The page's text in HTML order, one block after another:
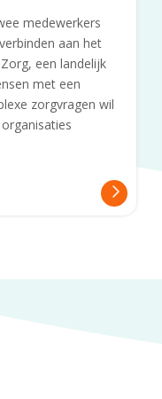
medewerkers
aan het
een landelijk
met een
zorgvragen wil